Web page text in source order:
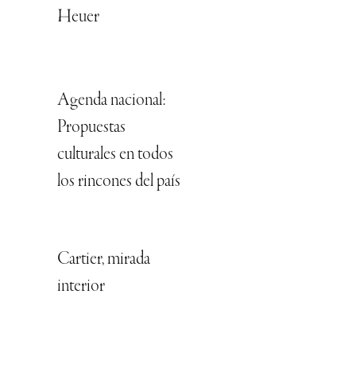
Heuer
Agenda nacional:
Propuestas
culturales en todos
los rincones del país
Cartier, mirada
interior